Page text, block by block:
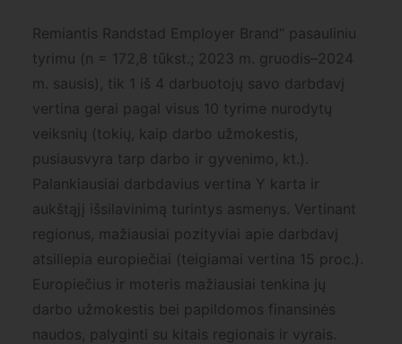
Remiantis Randstad Employer Brand“ pasauliniu
tyrimu (n = 172,8 tūkst.; 2023 m. gruodis–2024
m. sausis), tik 1 iš 4 darbuotojų savo darbdavį
vertina gerai pagal visus 10 tyrime nurodytų
veiksnių (tokių, kaip darbo užmokestis,
pusiausvyra tarp darbo ir gyvenimo, kt.).
Palankiausiai darbdavius vertina Y karta ir
aukštąjį išsilavinimą turintys asmenys. Vertinant
regionus, mažiausiai pozityviai apie darbdavį
atsiliepia europiečiai (teigiamai vertina 15 proc.).
Europiečius ir moteris mažiausiai tenkina jų
darbo užmokestis bei papildomos finansinės
naudos, palyginti su kitais regionais ir vyrais.